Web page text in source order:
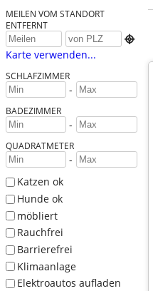
MEILEN VOM STANDORT
ENTFERNT

Karte verwenden...
SCHLAFZIMMER
-
BADEZIMMER
-
QUADRATMETER
-
Katzen ok
Hunde ok
möbliert
Rauchfrei
Barrierefrei
Klimaanlage
Elektroautos aufladen